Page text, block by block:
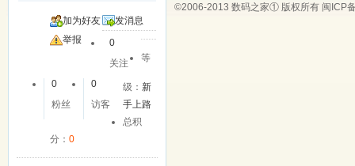
加为好友
发消息
举报
0
关注
0
粉丝
0
访客
等
级：新
手上路
总积
分： 0
©2006-2013 数码之家① 版权所有 闽ICP